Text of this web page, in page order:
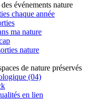
événements nature
chaque année
ma nature
nature
de nature préservés
(04)
en lien